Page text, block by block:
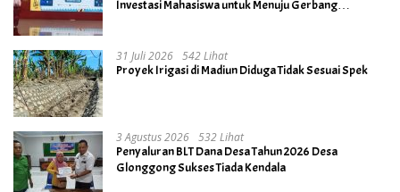
Investasi Mahasiswa untuk Menuju Gerbang
31 Juli 2026 542 Lihat
Proyek Irigasi di Madiun Diduga Tidak Sesuai Spek
3 Agustus 2026 532 Lihat
Penyaluran BLT Dana Desa Tahun 2026 Desa
Glonggong Sukses Tiada Kendala